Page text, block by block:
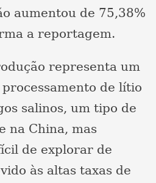
aumentou de 75,38%
a reportagem.
representa um
de lítio
salinos, um tipo de
na China, mas
de explorar de
às altas taxas de